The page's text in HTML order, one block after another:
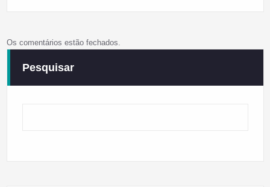
Os comentários estão fechados.
Pesquisar